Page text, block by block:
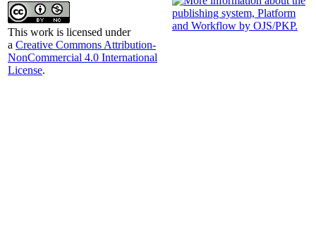
This work is licensed under
a Creative Commons Attribution-
NonCommercial 4.0 International
License.